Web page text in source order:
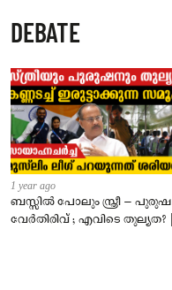
DEBATE
1 year ago
ബസ്സിൽ പോലും സ്ത്രീ – പുരുഷ
വേർതിരിവ് ; എവിടെ തുല്യത? |